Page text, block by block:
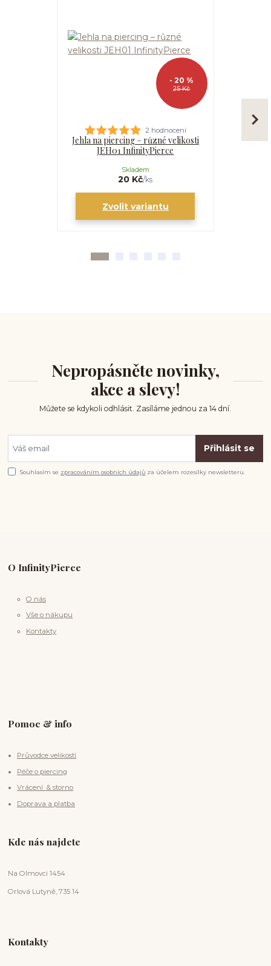
25 Kč
- 20 %
2 hodnocení
Jehla na piercing – různé velikosti
JEH01 InfinityPierce
20 Kč/ks
Skladem
Zvolit variantu
Nepropásněte novinky,
akce a slevy!
Můžete se kdykoli odhlásit. Zasíláme jednou za 14 dní.
Přihlásit se
Souhlasím se zpracováním osobních údajů za účelem rozesílky newsletteru.
O InfinityPierce
O nás
Vše o nákupu
Kontakty
Pomoc & info
Průvodce velikostí
Péče o piercing
Vrácení & storno
Doprava a platba
Kde nás najdete
Na Olmovci 1454
Orlová Lutyně, 735 14
Kontakty